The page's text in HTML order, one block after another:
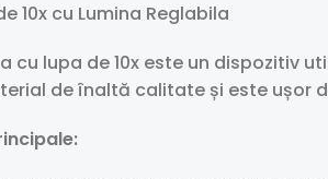
10x cu Lumina Reglabila
cu lupa de 10x este un dispozitiv
de înaltă calitate și este ușor